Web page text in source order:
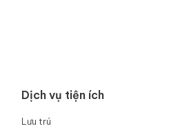
Dịch vụ tiện ích
Lưu trú